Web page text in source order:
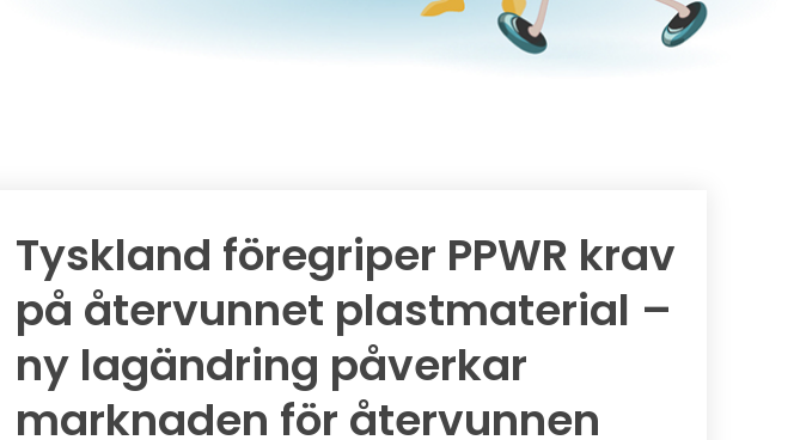
Tyskland föregriper PPWR krav
på återvunnet plastmaterial –
ny lagändring påverkar
marknaden för återvunnen